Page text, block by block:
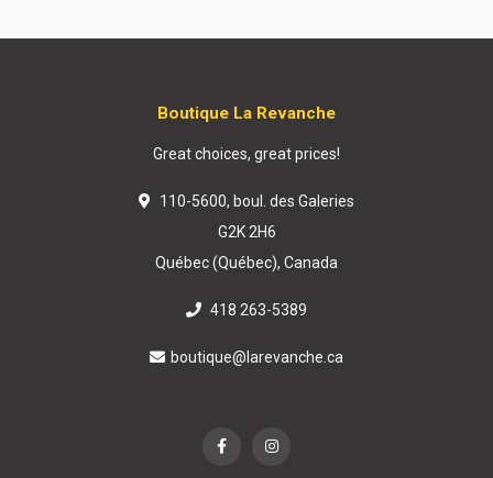
Boutique La Revanche
Great choices, great prices!
110-5600, boul. des Galeries
G2K 2H6
Québec (Québec), Canada
418 263-5389
boutique@larevanche.ca